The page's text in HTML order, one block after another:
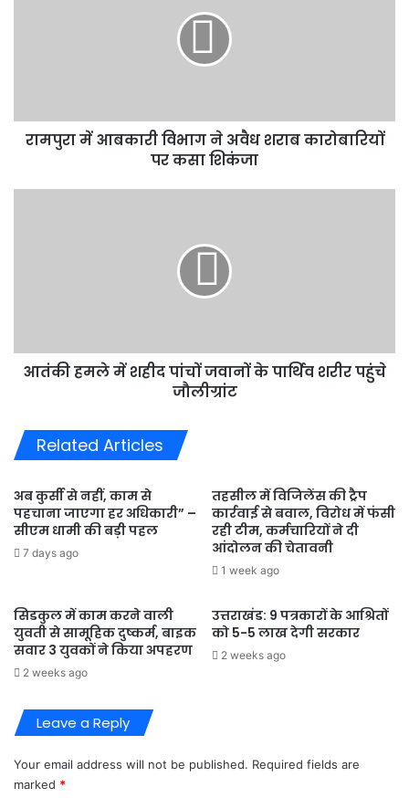
पर
कसारामपुरा में आबकारी विभाग ने अवैध शराब कारोबारियों
पर कसा शिकंजा
शरीर
पहुंचेआतंकी हमले में शहीद पांचों जवानों के पार्थिव शरीर पहुंचे
जौलीग्रांट
Related Articles
अब कुर्सी से नहीं, काम से
पहचाना जाएगा हर अधिकारी” –
सीएम धामी की बड़ी पहल
7 days ago
तहसील में विजिलेंस की ट्रैप
कार्रवाई से बवाल, विरोध में फंसी
रही टीम, कर्मचारियों ने दी
आंदोलन की चेतावनी
1 week ago
सिडकुल में काम करने वाली
युवती से सामूहिक दुष्कर्म, बाइक
सवार 3 युवकों ने किया अपहरण
2 weeks ago
उत्तराखंड: 9 पत्रकारों के आश्रितों
को 5-5 लाख देगी सरकार
2 weeks ago
Leave a Reply
Your email address will not be published. Required fields are
marked *